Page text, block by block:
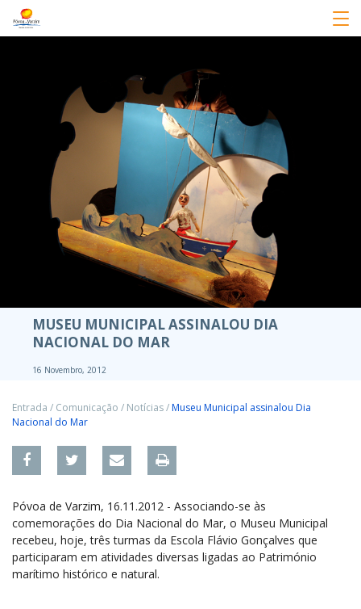
MUSEU MUNICIPAL ASSINALOU DIA
NACIONAL DO MAR
16 Novembro, 2012
Entrada / Comunicação / Notícias/Museu Municipal assinalou Dia
Nacional do Mar
Póvoa de Varzim, 16.11.2012 - Associando-se às
comemorações do Dia Nacional do Mar, o Museu Municipal
recebeu, hoje, três turmas da Escola Flávio Gonçalves que
participaram em atividades diversas ligadas ao Património
marítimo histórico e natural.